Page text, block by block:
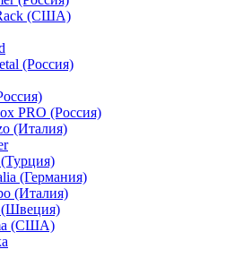
(США)
(Россия)
PRO (Россия)
(Италия)
(Германия)
(Италия)
(Швеция)
(США)